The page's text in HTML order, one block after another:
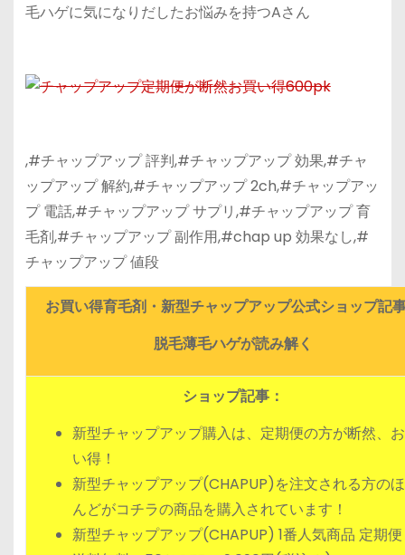
毛ハゲに気になりだしたお悩みを持つAさん
,#チャップアップ 評判,#チャップアップ 効果,#チャ
ップアップ 解約,#チャップアップ 2ch,#チャップアッ
プ 電話,#チャップアップ サプリ,#チャップアップ 育
毛剤,#チャップアップ 副作用,#chap up 効果なし,#
チャップアップ 値段
お買い得育毛剤・新型チャップアップ公式ショップ記
脱毛薄毛ハゲが読み解く
ショップ記事：
新型チャップアップ購入は、定期便の方が断然、
い得！
新型チャップアップ(CHAPUP)を注文される方の
んどがコチラの商品を購入されています！
新型チャップアップ(CHAPUP) 1番人気商品 定